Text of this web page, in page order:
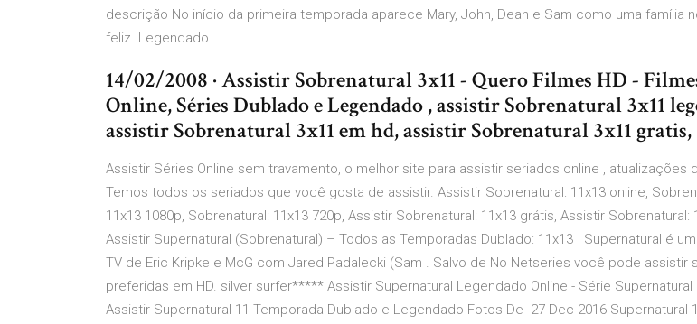
descrição No início da primeira temporada aparece Mary, John, Dean e Sam como uma família
feliz. Legendado…
14/02/2008 · Assistir Sobrenatural 3x11 - Quero Filmes HD -
Online, Séries Dublado e Legendado , assistir Sobrenatural 3x11
assistir Sobrenatural 3x11 em hd, assistir Sobrenatural 3x11 gratis,
Assistir Séries Online sem travamento, o melhor site para assistir seriados online , atualizações
Temos todos os seriados que você gosta de assistir. Assistir Sobrenatural: 11x13 online,
11x13 1080p, Sobrenatural: 11x13 720p, Assistir Sobrenatural: 11x13 grátis, Assistir Sobrenatural:
Assistir Supernatural (Sobrenatural) – Todos as Temporadas Dublado: 11x13 Supernatural é
TV de Eric Kripke e McG com Jared Padalecki (Sam . Salvo de No Netseries você pode assistir
preferidas em HD. silver surfer***** Assistir Supernatural Legendado Online - Série Supernatural
Assistir Supernatural 11 Temporada Dublado e Legendado Fotos De 27 Dec 2016 Supernatural